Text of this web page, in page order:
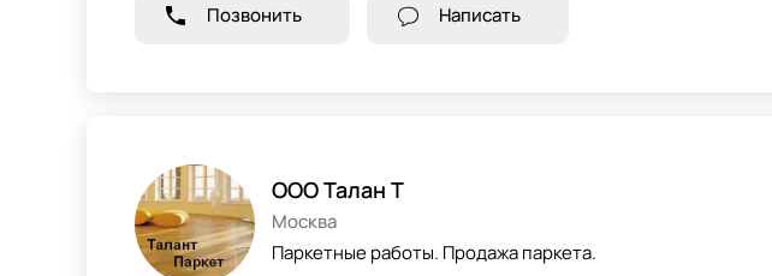
Позвонить Написать
ООО Талан Т
Москва
Паркетные работы. Продажа паркета.